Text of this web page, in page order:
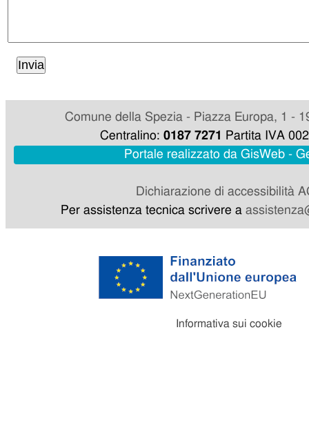
Comune della Spezia - Piazza Europa, 1 -
Centralino: 0187 7271
Partita IVA
Portale realizzato da GisWeb -
Dichiarazione di accessibilità
Per assistenza tecnica scrivere a
Informativa sui cookie